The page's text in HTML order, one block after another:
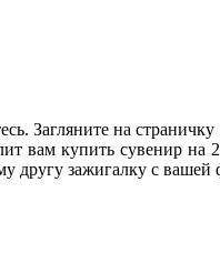
Загляните на
вам купить сувенир на
другу зажигалку с